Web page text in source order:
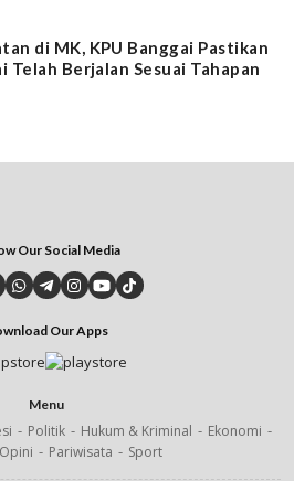
di MK, KPU Banggai Pastikan
Telah Berjalan Sesuai Tahapan
Our Social Media
Our Apps
Menu
Politik Hukum & Kriminal
Ekonomi
Opini Pariwisata Sport